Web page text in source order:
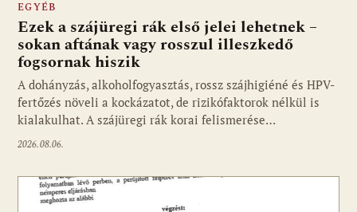
EGYÉB
Ezek a szájüregi rák első jelei lehetnek –
sokan aftának vagy rosszul illeszkedő
fogsornak hiszik
A dohányzás, alkoholfogyasztás, rossz szájhigiéné és HPV-
fertőzés növeli a kockázatot, de rizikófaktorok nélkül is
kialakulhat. A szájüregi rák korai felismerése…
2026.08.06.